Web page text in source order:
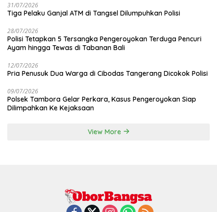
31/07/2026
Tiga Pelaku Ganjal ATM di Tangsel Dilumpuhkan Polisi
28/07/2026
Polisi Tetapkan 5 Tersangka Pengeroyokan Terduga Pencuri
Ayam hingga Tewas di Tabanan Bali
12/07/2026
Pria Penusuk Dua Warga di Cibodas Tangerang Dicokok Polisi
09/07/2026
Polsek Tambora Gelar Perkara, Kasus Pengeroyokan Siap
Dilimpahkan Ke Kejaksaan
View More